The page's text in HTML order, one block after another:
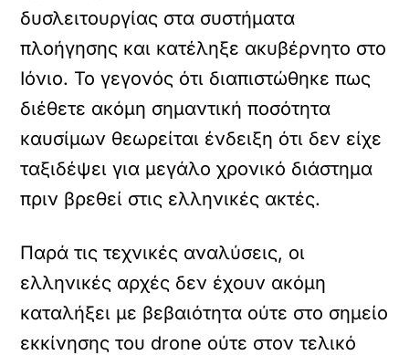
δυσλειτουργίας στα συστήματα
πλοήγησης και κατέληξε ακυβέρνητο στο
Ιόνιο. Το γεγονός ότι διαπιστώθηκε πως
διέθετε ακόμη σημαντική ποσότητα
καυσίμων θεωρείται ένδειξη ότι δεν είχε
ταξιδέψει για μεγάλο χρονικό διάστημα
πριν βρεθεί στις ελληνικές ακτές.
Παρά τις τεχνικές αναλύσεις, οι
ελληνικές αρχές δεν έχουν ακόμη
καταλήξει με βεβαιότητα ούτε στο σημείο
εκκίνησης του drone ούτε στον τελικό